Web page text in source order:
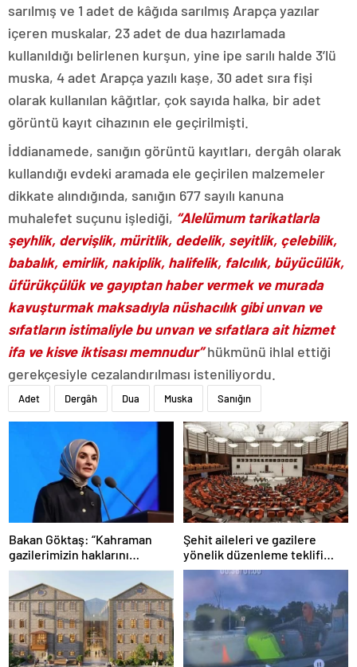
sarılmış ve 1 adet de kâğıda sarılmış Arapça yazılar
içeren muskalar, 23 adet de dua hazırlamada
kullanıldığı belirlenen kurşun, yine ipe sarılı halde 3’lü
muska, 4 adet Arapça yazılı kaşe, 30 adet sıra fişi
olarak kullanılan kâğıtlar, çok sayıda halka, bir adet
görüntü kayıt cihazının ele geçirilmişti.
İddianamede, sanığın görüntü kayıtları, dergâh olarak
kullandığı evdeki aramada ele geçirilen malzemeler
dikkate alındığında, sanığın 677 sayılı kanuna
muhalefet suçunu işlediği, “Alelümum tarikatlarla
şeyhlik, dervişlik, müritlik, dedelik, seyitlik, çelebilik,
babalık, emirlik, nakiplik, halifelik, falcılık, büyücülük,
üfürükçülük ve gayıptan haber vermek ve murada
kavuşturmak maksadıyla nüshacılık gibi unvan ve
sıfatların istimaliyle bu unvan ve sıfatlara ait hizmet
ifa ve kisve iktisası memnudur”hükmünü ihlal ettiği
gerekçesiyle cezalandırılması isteniliyordu.
Adet Dergâh Dua Muska Sanığın
Bakan Göktaş: “Kahraman
gazilerimizin haklarını
güçlendiren yeni bir dönemin
kapılarını aralıyoruz”
Şehit aileleri ve gazilere
yönelik düzenleme teklifi
Meclis’te kabul edildi